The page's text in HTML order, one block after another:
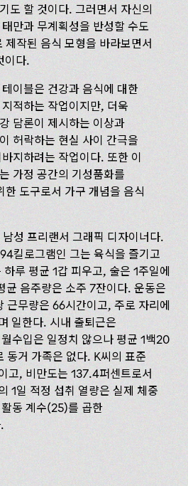
도 할 것이다. 그러면서 자신의
만과 무계획성을 반성할 수도
제작된 음식 모형을 바라보면서
이다.
이블은 건강과 음식에 대한
적하는 작업이지만, 더욱
담론이 제시하는 이상과
허락하는 현실 사이 간극을
지하려는 작업이다. 또한 이
가정 공간의 기성품화를
도구로서 가구 개념을 음식
성 프리랜서 그래픽 디자이너다.
킬로그램인 그는 육식을 즐기고
루 평균 1갑 피우고, 술은 1주일에
균 음주량은 소주 7잔이다. 운동은
근무량은 66시간이고, 주로 자리에
일한다. 시내 출퇴근은
수입은 일정치 않으나 평균 1백20‌
동거 가족은 없다. K씨의 표준
고, 비만도는 137.4퍼센트로서
1‌일 적정 섭취 열량은 실제 체중
동 계수(25)를 곱한